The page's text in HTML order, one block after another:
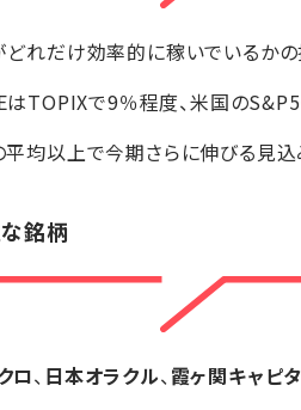
どれだけ効率的に稼いでいるか
はTOPIXで9％程度、米国の
平均以上で今期さらに伸びる見
銘柄
ロ、 日本オラクル、霞ヶ関キャピ